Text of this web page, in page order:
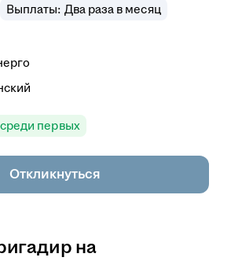
Выплаты: Два раза в месяц
первых
Откликнуться
на